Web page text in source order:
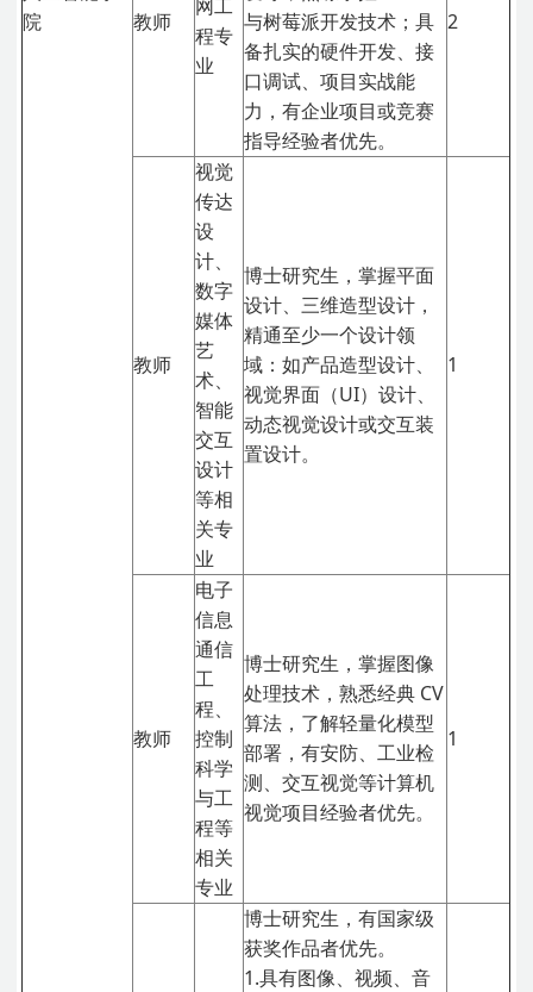
院
教师
网工
程专
业
与树莓派开发技术；具
备扎实的硬件开发、接
口调试、项目实战能
力，有企业项目或竞赛
指导经验者优先。
2
教师
视觉
传达
设
计、
数字
媒体
艺
术、
智能
交互
设计
等相
关专
业
博士研究生，掌握平面
设计、三维造型设计，
精通至少一个设计领
域：如产品造型设计、
视觉界面（UI）设计、
动态视觉设计或交互装
置设计。
1
教师
电子
信息
通信
工
程、
控制
科学
与工
程等
相关
专业
博士研究生，掌握图像
处理技术，熟悉经典 CV
算法，了解轻量化模型
部署，有安防、工业检
测、交互视觉等计算机
视觉项目经验者优先。
1
博士研究生，有国家级
获奖作品者优先。
1.具有图像、视频、音